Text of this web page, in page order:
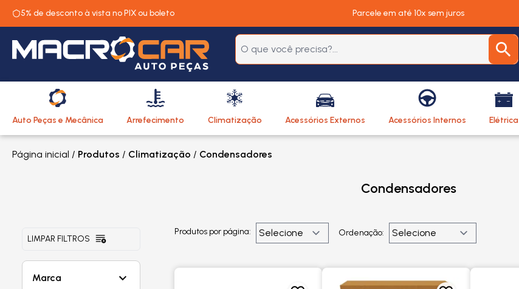
5% de desconto à vista no PIX ou boleto Parcele em até 10x sem juros
Auto Peças e Mecânica Arrefecimento Climatização Acessórios Externos Acessórios Internos Elétrica
Página inicial / Produtos / Climatização / Condensadores
Condensadores
LIMPAR FILTROS
Marca
Produtos por página: Ordenação: